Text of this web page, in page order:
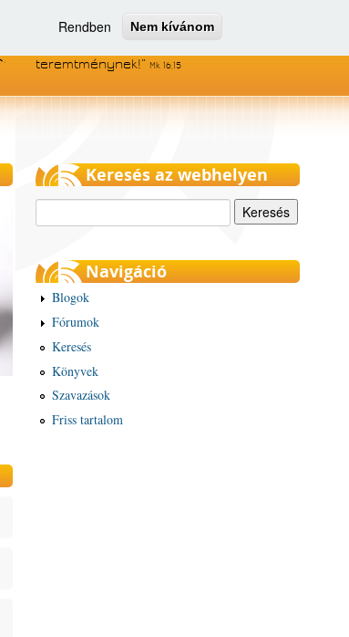
Rendben Nem kívánom
Menjetek el az egész világra, és
teremtménynek!
Mk 16,15
Keresés az webhelyen
Navigáció
Blogok
Fórumok
Keresés
Könyvek
Szavazások
Friss tartalom